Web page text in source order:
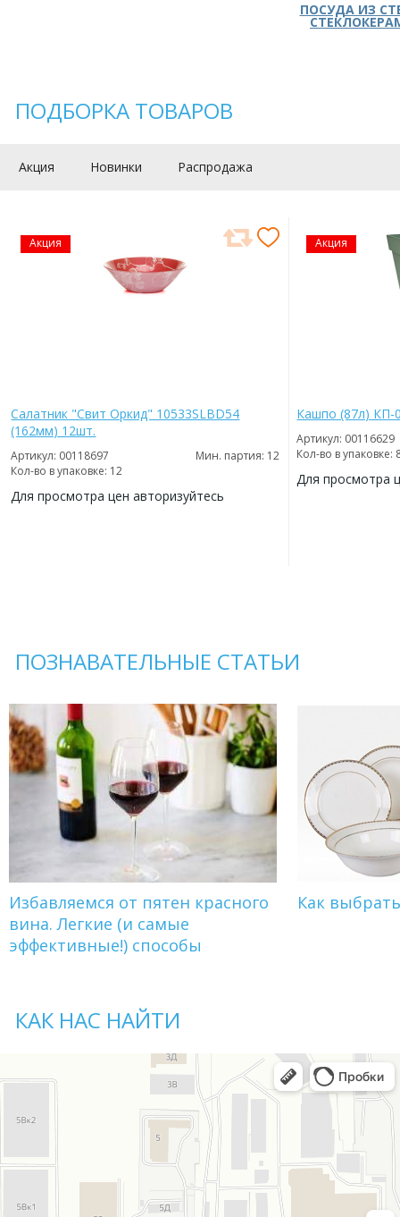
ПОСУДА ИЗ
ПОДБОРКА ТОВАРОВ
Акция Новинки Распродажа
Акция
Салатник "Свит Оркид" 10533SLBD54
(162мм) 12шт.
Артикул: 00118697
Мин. партия: 12
Кол-во в упаковке: 12
Для просмотра цен авторизуйтесь
Акция
Кашпо (87л) КП-
Артикул: 00116629
Кол-во в упаковке:
Для просмотра
ПОЗНАВАТЕЛЬНЫЕ СТАТЬИ
Избавляемся от пятен красного
вина. Легкие (и самые
эффективные!) способы
Как
КАК НАС НАЙТИ